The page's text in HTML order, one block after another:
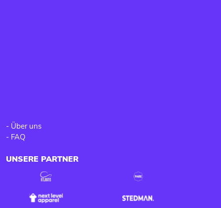
- Über uns
- FAQ
UNSERE PARTNER